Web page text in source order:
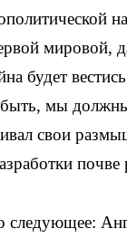
мировой,
будет
мы
свои